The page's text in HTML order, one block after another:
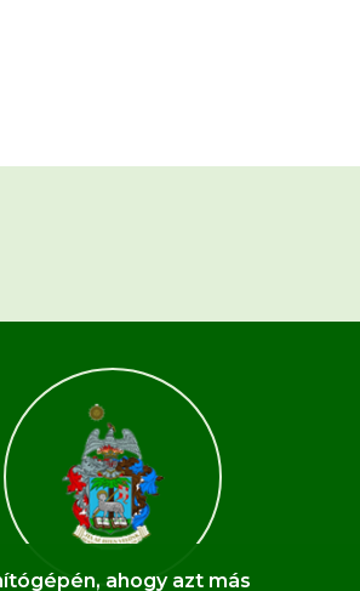
ahogy azt más